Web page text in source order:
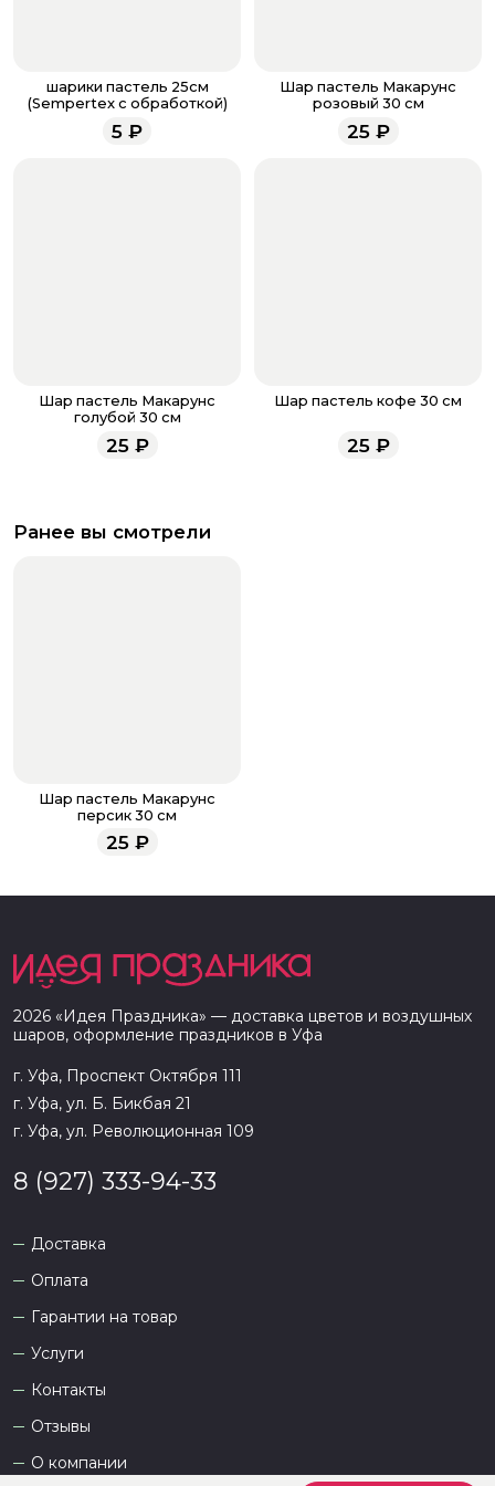
звоните по номеру телефона
8 (927) 936-71-86
напишите WhatsApp
+7 937 333-66-53. Наши
менеджеры работают ежедневно с 9.00 до 23.00 и
всегда рады проконсультировать вас.
шарики пастель 25см
(Sempertex с обработкой)
5 ₽
Шар пастель Макарунс
розовый 30 см
25₽
Шар пастель Макарунс
голубой 30 см
25₽
Шар пастель кофе 30 см
25₽
Ранее вы смотрели
Шар пастель Макарунс
персик 30 см
25₽
2026 «Идея Праздника» — доставка цветов и воздушных
шаров, оформление праздников в Уфа
г. Уфа, Проспект Октября 111
г. Уфа, ул. Б. Бикбая 21
г. Уфа, ул. Революционная 109
8 (927) 333-94-33
Доставка
Оплата
Гарантии на товар
Услуги
Контакты
Отзывы
О компании